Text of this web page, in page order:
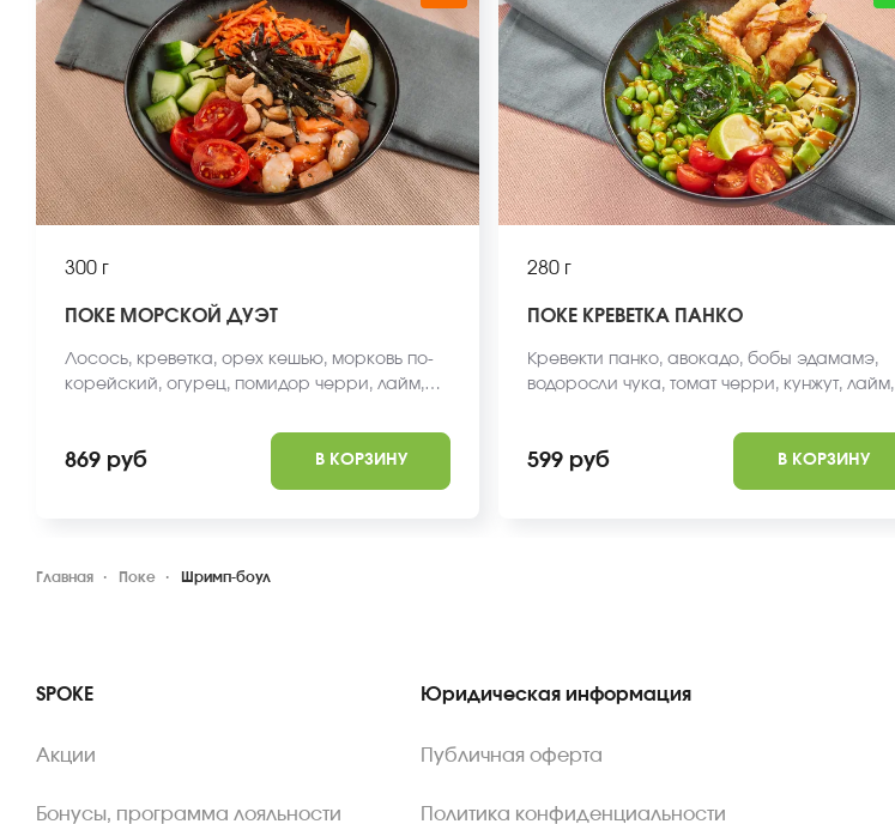
300 г
ПОКЕ МОРСКОЙ ДУЭТ
Лосось, креветка, орех кешью, морковь по-
корейский, огурец, помидор черри, лайм,
поке, рис, киноа. *Внешний вид блюда может
отличаться от фото на сайте.
869 руб В КОРЗИНУ
280 г
ПОКЕ КРЕВЕТКА ПАНКО
Кревекти панко, авокадо, бобы эдамамэ,
водоросли чука, томат черри, кунжут, лайм,
вид блюда может отличаться от фото на
сайте.
599 руб В КОРЗИНУ
Главная Поке Шримп-боул
SPOKE
Акции
Бонусы, программа лояльности
Юридическая информация
Публичная оферта
Политика конфиденциальности